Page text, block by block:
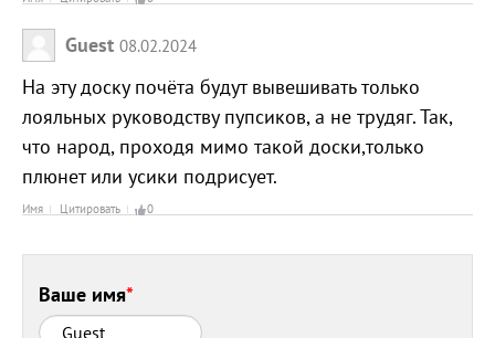
Guest 08.02.2024
На эту доску почёта будут вывешивать только
лояльных руководству пупсиков, а не трудяг. Так,
что народ, проходя мимо такой доски,только
плюнет или усики подрисует.
Имя Цитировать 0
Ваше имя*